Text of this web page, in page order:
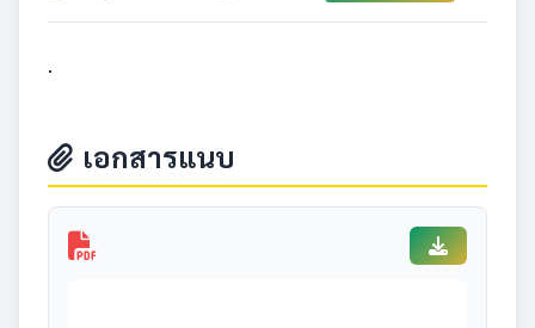
.
เอกสารแนบ